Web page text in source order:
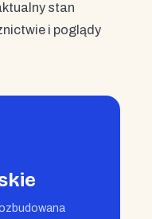
stan
i poglądy